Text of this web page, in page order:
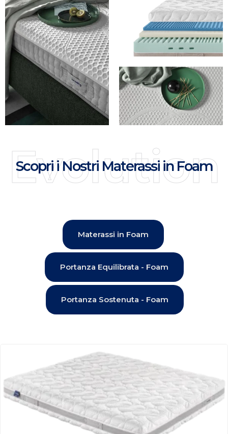
Evolution
Scopri i Nostri Materassi in Foam
Materassi in Foam
Portanza Equilibrata - Foam
Portanza Sostenuta - Foam